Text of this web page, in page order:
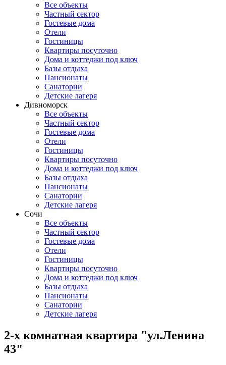
Все объекты
Частный сектор
Гостевые дома
Отели
Гостиницы
Квартиры посуточно
Дома и коттеджи под ключ
Базы отдыха
Пансионаты
Санатории
Детские лагеря
Дивноморск
Все объекты
Частный сектор
Гостевые дома
Отели
Гостиницы
Квартиры посуточно
Дома и коттеджи под ключ
Базы отдыха
Пансионаты
Санатории
Детские лагеря
Сочи
Все объекты
Частный сектор
Гостевые дома
Отели
Гостиницы
Квартиры посуточно
Дома и коттеджи под ключ
Базы отдыха
Пансионаты
Санатории
Детские лагеря
2-х комнатная квартира "ул.Ленина
43"